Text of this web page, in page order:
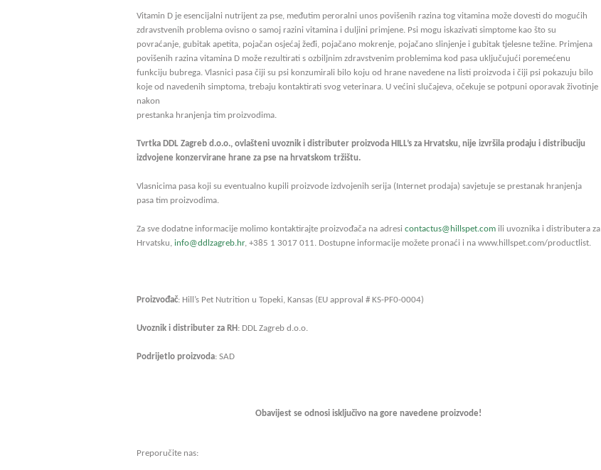
Vitamin D je esencijalni nutrijent za pse, međutim peroralni unos povišenih razina tog vitamina može dovesti do mogućih
zdravstvenih problema ovisno o samoj razini vitamina i duljini primjene. Psi mogu iskazivati simptome kao što su
povraćanje, gubitak apetita, pojačan osjećaj žeđi, pojačano mokrenje, pojačano slinjenje i gubitak tjelesne težine. Primjena
povišenih razina vitamina D može rezultirati s ozbiljnim zdravstvenim problemima kod pasa uključujući poremećenu
funkciju bubrega. Vlasnici pasa čiji su psi konzumirali bilo koju od hrane navedene na listi proizvoda i čiji psi pokazuju bilo
koje od navedenih simptoma, trebaju kontaktirati svog veterinara. U većini slučajeva, očekuje se potpuni oporavak životinje
nakon
prestanka hranjenja tim proizvodima.
Tvrtka DDL Zagreb d.o.o., ovlašteni uvoznik i distributer proizvoda HILL’s za Hrvatsku, nije izvršila prodaju i distribuciju
izdvojene konzervirane hrane za pse na hrvatskom tržištu.
Vlasnicima pasa koji su eventualno kupili proizvode izdvojenih serija (Internet prodaja) savjetuje se prestanak hranjenja
pasa tim proizvodima.
Za sve dodatne informacije molimo kontaktirajte proizvođača na adresi contactus@hillspet.com ili uvoznika i distributera za
Hrvatsku, info@ddlzagreb.hr, +385 1 3017 011. Dostupne informacije možete pronaći i na www.hillspet.com/productlist.
Proizvođač: Hill’s Pet Nutrition u Topeki, Kansas (EU approval # KS-PF0-0004)
Uvoznik i distributer za RH : DDL Zagreb d.o.o.
Podrijetlo proizvoda: SAD
Obavijest se odnosi isključivo na gore navedene proizvode!
Preporučite nas: